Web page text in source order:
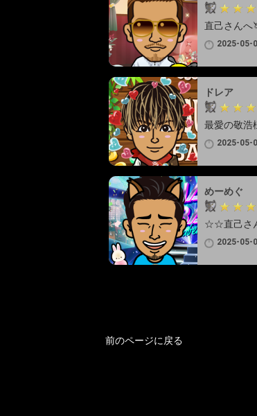
直己さんへ
2025-05-
ドレア
最愛の敬浩
2025-05-
めーめぐ
☆☆直己さ
2025-05-
前のページに戻る